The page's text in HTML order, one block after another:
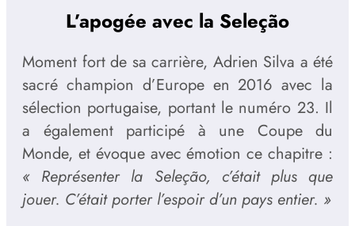
L’apogée avec la Seleção
Moment fort de sa carrière, Adrien Silva a été
sacré champion d’Europe en 2016 avec la
sélection portugaise, portant le numéro 23. Il
a également participé à une Coupe du
Monde, et évoque avec émotion ce chapitre :
« Représenter la Seleção, c’était plus que
jouer. C’était porter l’espoir d’un pays entier. »